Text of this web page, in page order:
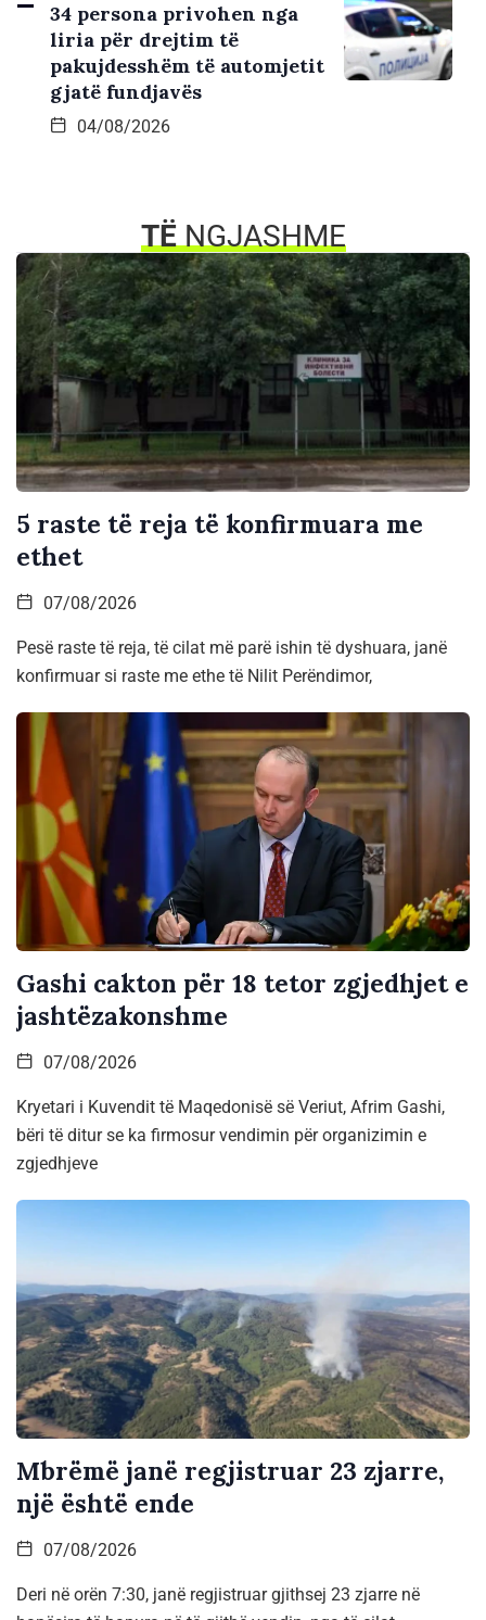
34 persona privohen nga
liria për drejtim të
pakujdesshëm të automjetit
gjatë fundjavës
04/08/2026
TËNGJASHME
5 raste të reja të konfirmuara me
ethet
07/08/2026
Pesë raste të reja, të cilat më parë ishin të dyshuara, janë
konfirmuar si raste me ethe të Nilit Perëndimor,
Gashi cakton për 18 tetor zgjedhjet e
jashtëzakonshme
07/08/2026
Kryetari i Kuvendit të Maqedonisë së Veriut, Afrim Gashi,
bëri të ditur se ka firmosur vendimin për organizimin e
zgjedhjeve
Mbrëmë janë regjistruar 23 zjarre,
një është ende
07/08/2026
Deri në orën 7:30, janë regjistruar gjithsej 23 zjarre në